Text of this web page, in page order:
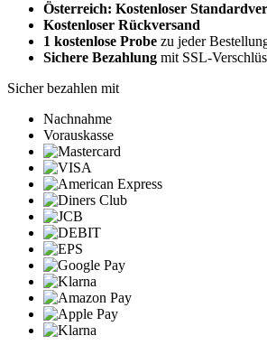
Österreich: Kostenloser
Kostenloser Rückversand
1 kostenlose Probe zu jeder
Sichere Bezahlung mit SSL-
Sicher bezahlen mit
Nachnahme
Vorauskasse